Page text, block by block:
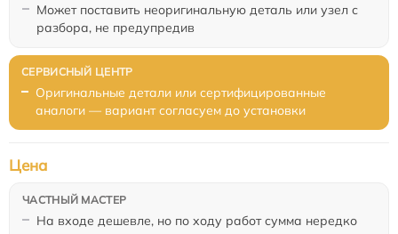
Может поставить неоригинальную деталь или узел с
разбора, не предупредив
Оригинальные детали или сертифицированные
аналоги — вариант согласуем до установки
На входе дешевле, но по ходу работ сумма нередко
Цена